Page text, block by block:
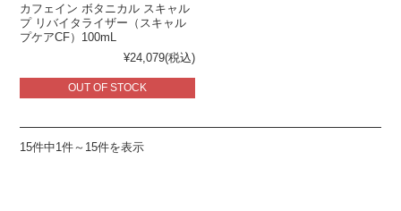
カフェイン ボタニカル スキャル
プ リバイタライザー（スキャル
プケアCF）100mL
¥24,079(税込)
OUT OF STOCK
15件中1件～15件を表示